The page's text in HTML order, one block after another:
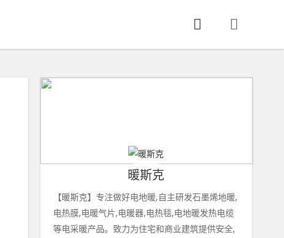
暖斯克
【暖斯克】专注做好电地暖,自主研发石墨烯地暖,
电热膜,电暖气片,电暖器,电热毯,电地暖发热电缆
等电采暖产品。致力为住宅和商业建筑提供安全,